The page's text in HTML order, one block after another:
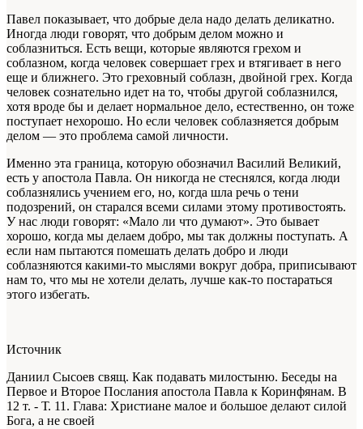
Павел показывает, что добрые дела надо делать деликатно.
Иногда люди говорят, что добрым делом можно и
соблазниться. Есть вещи, которые являются грехом и
соблазном, когда человек совершает грех и втягивает в него
еще и ближнего. Это греховный соблазн, двойной грех. Когда
человек сознательно идет на то, чтобы другой соблазнился,
хотя вроде бы и делает нормальное дело, естественно, он тоже
поступает нехорошо. Но если человек соблазняется добрым
делом — это проблема самой личности.
Именно эта граница, которую обозначил Василий Великий,
есть у апостола Павла. Он никогда не стеснялся, когда люди
соблазнялись учением его, но, когда шла речь о тени
подозрений, он старался всеми силами этому противостоять.
У нас люди говорят: «Мало ли что думают». Это бывает
хорошо, когда мы делаем добро, мы так должны поступать. А
если нам пытаются помешать делать добро и люди
соблазняются какими-то мыслями вокруг добра, приписывают
нам то, что мы не хотели делать, лучше как-то постараться
этого избегать.
Источник
Даниил Сысоев свящ. Как подавать милостыню. Беседы на
Первое и Второе Послания апостола Павла к Коринфянам. В
12 т. - Т. 11. Глава: Христиане малое и большое делают силой
Бога, а не своей